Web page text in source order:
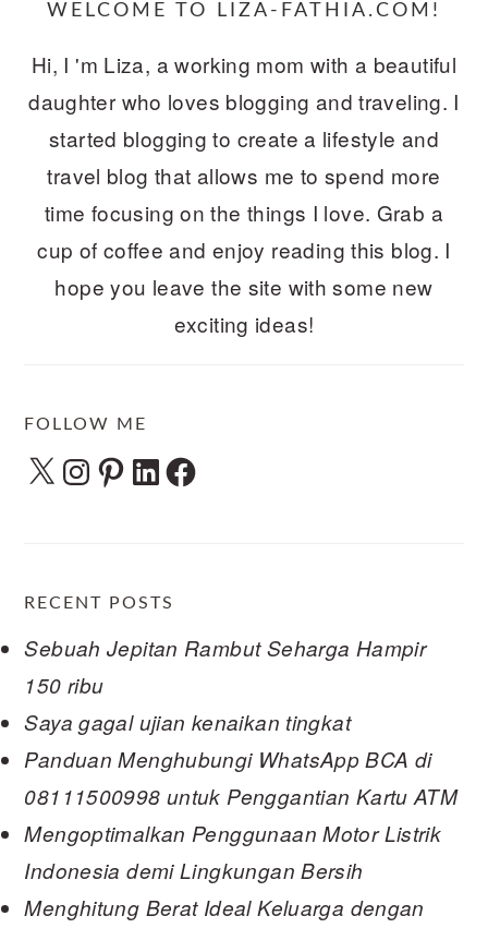
WELCOME TO LIZA-FATHIA.COM!
Hi, I 'm Liza, a working mom with a beautiful
daughter who loves blogging and traveling. I
started blogging to create a lifestyle and
travel blog that allows me to spend more
time focusing on the things I love. Grab a
cup of coffee and enjoy reading this blog. I
hope you leave the site with some new
exciting ideas!
FOLLOW ME
X Instagram
Pinterest
LinkedInFacebook
RECENT POSTS
Sebuah Jepitan Rambut Seharga Hampir
150 ribu
Saya gagal ujian kenaikan tingkat
Panduan Menghubungi WhatsApp BCA di
08111500998 untuk Penggantian Kartu ATM
Mengoptimalkan Penggunaan Motor Listrik
Indonesia demi Lingkungan Bersih
Menghitung Berat Ideal Keluarga dengan